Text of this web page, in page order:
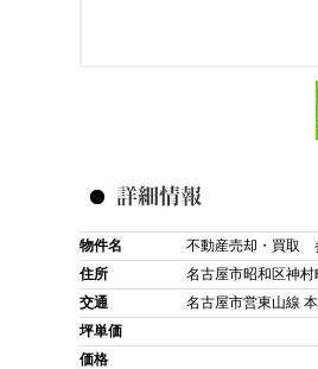
物件名
不動産売却・買取
住所
名古屋市昭和区神村
交通
名古屋市営東山線
坪単価
価格